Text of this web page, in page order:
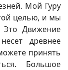
Мой Гуру
целью, и мы
Это Движение
древнее
принять
Большое